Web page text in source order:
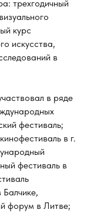
трехгодичный
курс
искусства,
в
в ряде
фестиваль;
в г.
фестиваль в
форум в Литве;